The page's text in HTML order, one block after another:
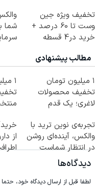
تخفیف ویژه جین
وست تا 60 درصد +
خرید در4 قسطه
شما
مطالب پیشنهادی
۱ میلیون تومان
تخفیف محصولات
لاغری؛ یک قدم
کاهش وزن
۱
تجربه‌ی نوین ترید با
والکس، آینده‌ای روشن
در انتظار شماست
از
دیدگاه‌ها
لطفا قبل از ارسال دیدگاه خود، حتما